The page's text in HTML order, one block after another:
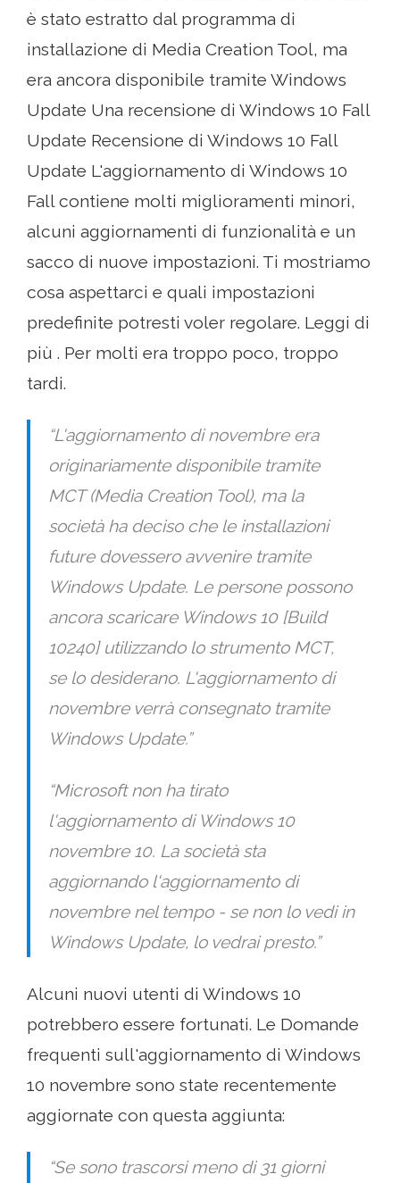
è stato estratto dal programma di
installazione di Media Creation Tool, ma
era ancora disponibile tramite Windows
Update Una recensione di Windows 10 Fall
Update Recensione di Windows 10 Fall
Update L'aggiornamento di Windows 10
Fall contiene molti miglioramenti minori,
alcuni aggiornamenti di funzionalità e un
sacco di nuove impostazioni. Ti mostriamo
cosa aspettarci e quali impostazioni
predefinite potresti voler regolare. Leggi di
più . Per molti era troppo poco, troppo
tardi.
“L'aggiornamento di novembre era
originariamente disponibile tramite
MCT (Media Creation Tool), ma la
società ha deciso che le installazioni
future dovessero avvenire tramite
Windows Update. Le persone possono
ancora scaricare Windows 10 [Build
10240] utilizzando lo strumento MCT,
se lo desiderano. L'aggiornamento di
novembre verrà consegnato tramite
Windows Update.”
“Microsoft non ha tirato
l'aggiornamento di Windows 10
novembre 10. La società sta
aggiornando l'aggiornamento di
novembre nel tempo - se non lo vedi in
Windows Update, lo vedrai presto.”
Alcuni nuovi utenti di Windows 10
potrebbero essere fortunati. Le Domande
frequenti sull'aggiornamento di Windows
10 novembre sono state recentemente
aggiornate con questa aggiunta:
“Se sono trascorsi meno di 31 giorni